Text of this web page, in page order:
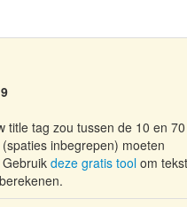
title tag zou tussen de 10 en 70
inbegrepen) moeten
deze gratis tool om tekst